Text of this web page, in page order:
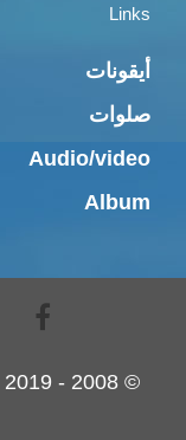
Links
أيقونات
صلوات
Audio/video
Album